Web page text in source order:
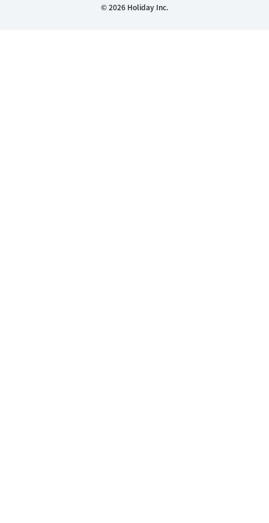
© 2026 Holiday Inc.